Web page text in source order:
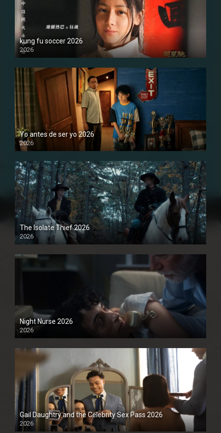
kung fu soccer 2026
2026
1080P
Yo antes de ser yo 2026
2026
1080P
The Isolate Thief 2026
2026
1080P
Night Nurse 2026
2026
1080P
Gail Daughtry and the Celebrity Sex Pass 2026
2026
1080P